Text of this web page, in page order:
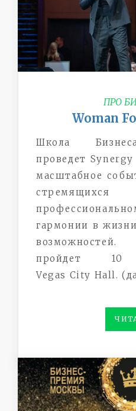
ПРО
Woman
Школа
проведет
масштабное
гармонии в
пройдет
Vegas City Hall.